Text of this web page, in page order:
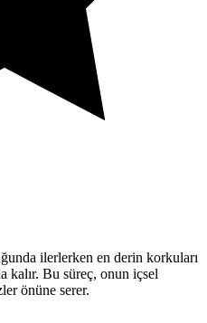
ilerlerken en derin korkuları
kalır. Bu süreç, onun içsel
önüne serer.